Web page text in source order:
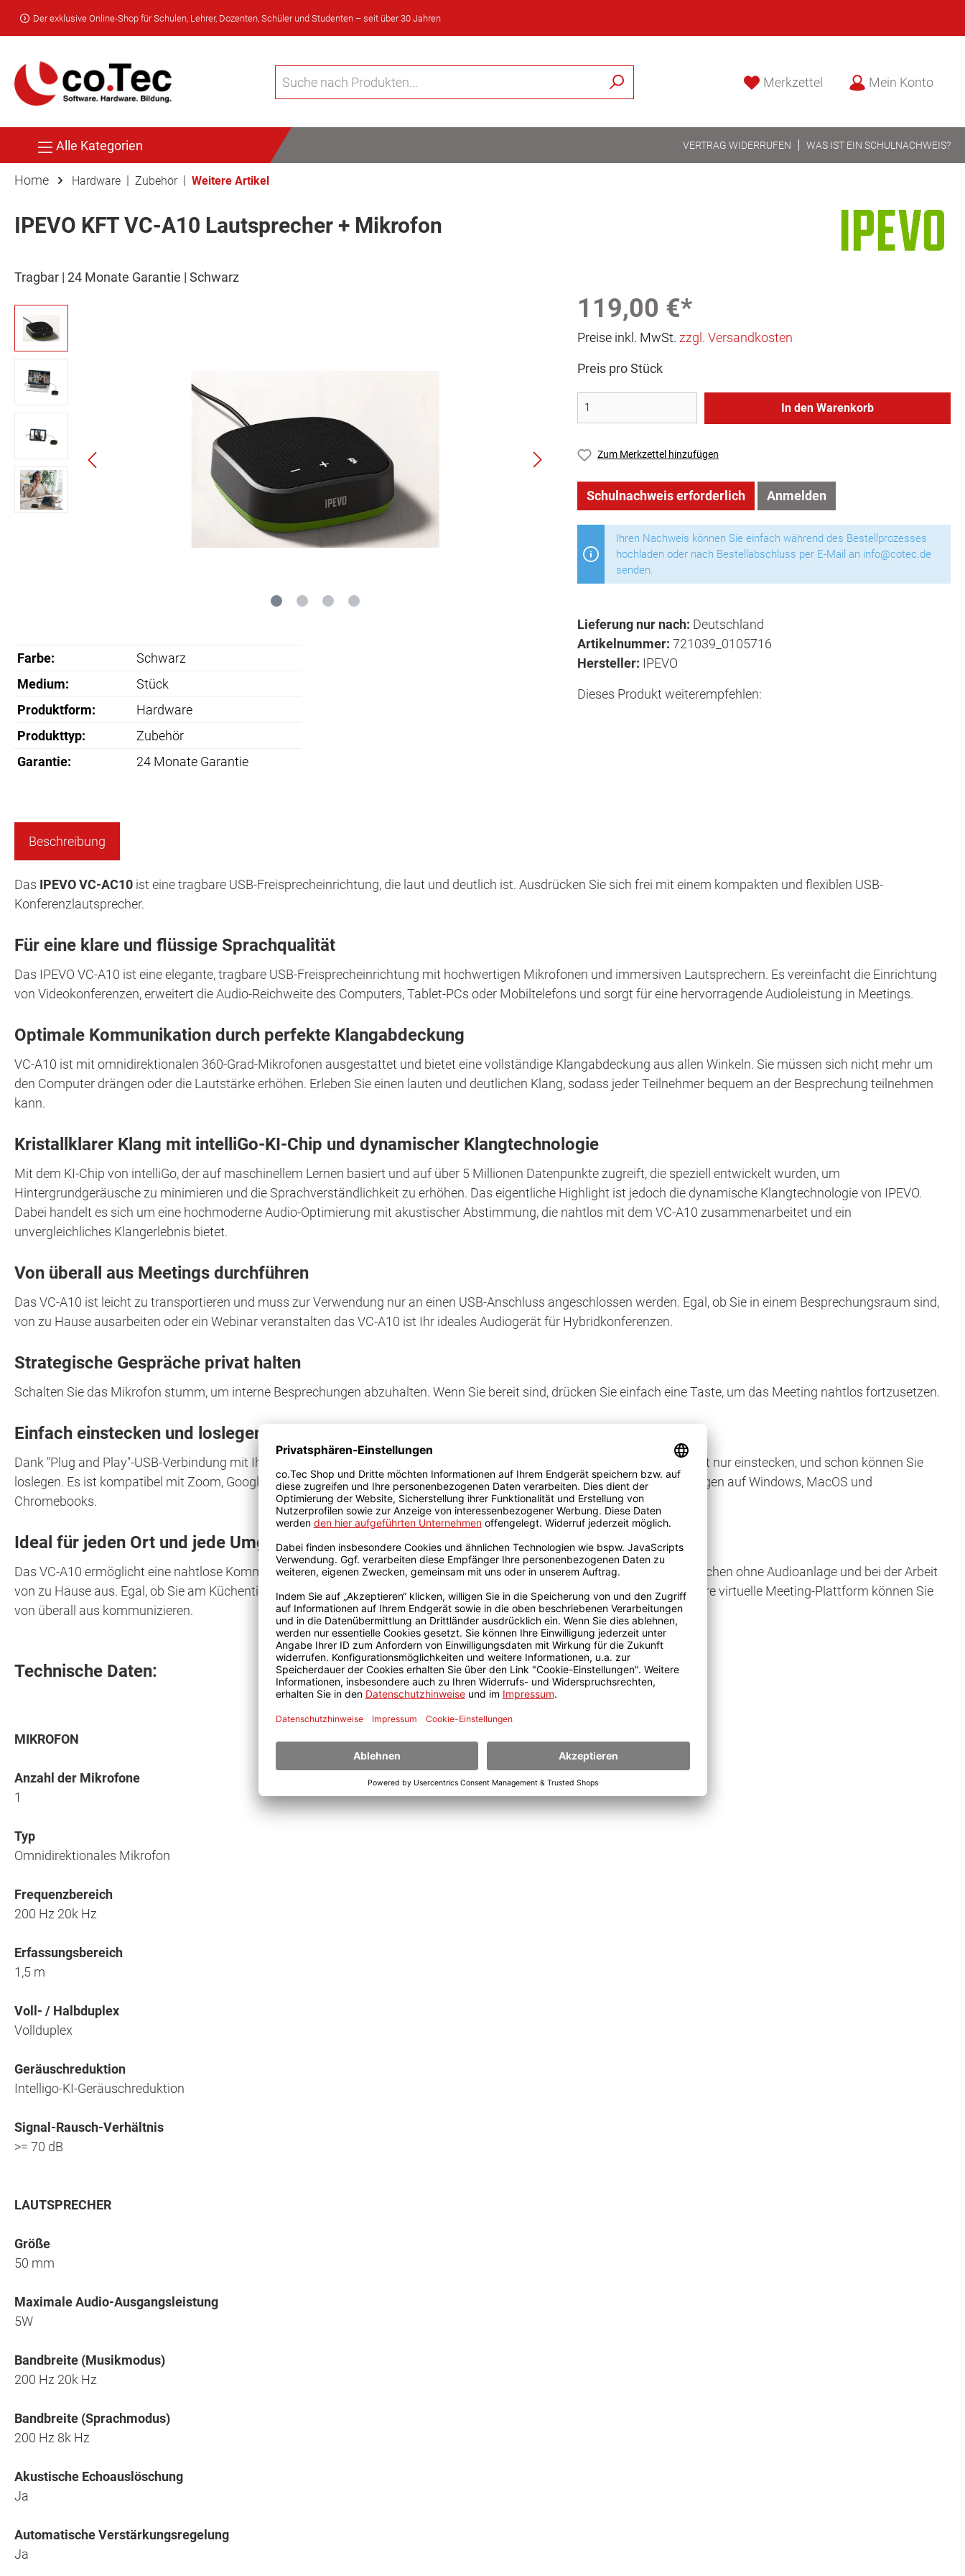
Der exklusive Online-Shop für Schulen, Lehrer, Dozenten, Schüler und Studenten – seit über 30 Jahren
Merkzettel Mein Konto
Alle Kategorien VERTRAG WIDERRUFEN WAS IST EIN SCHULNACHWEIS?
Home Hardware | Zubehör | Weitere Artikel
IPEVO KFT VC-A10 Lautsprecher + Mikrofon
Tragbar | 24 Monate Garantie | Schwarz
Farbe:
Schwarz
Medium:
Stück
Produktform:
Hardware
Produkttyp:
Zubehör
Garantie:
24 Monate Garantie
119,00 €*
Preise inkl. MwSt. zzgl. Versandkosten
Preis pro Stück
In den Warenkorb
Zum Merkzettel hinzufügen
Schulnachweis erforderlich Anmelden
Ihren Nachweis können Sie einfach während des Bestellprozesses
hochladen oder nach Bestellabschluss per E-Mail an info@cotec.de
senden.
Lieferung nur nach: Deutschland
Artikelnummer: 721039_0105716
Hersteller: IPEVO
Dieses Produkt weiterempfehlen:
Beschreibung
Das IPEVO VC-AC10 ist eine tragbare USB-Freisprecheinrichtung, die laut und deutlich ist. Ausdrücken Sie sich frei mit einem kompakten und flexiblen USB-
Konferenzlautsprecher.
Für eine klare und flüssige Sprachqualität
Das IPEVO VC-A10 ist eine elegante, tragbare USB-Freisprecheinrichtung mit hochwertigen Mikrofonen und immersiven Lautsprechern. Es vereinfacht die Einrichtung
von Videokonferenzen, erweitert die Audio-Reichweite des Computers, Tablet-PCs oder Mobiltelefons und sorgt für eine hervorragende Audioleistung in Meetings.
Optimale Kommunikation durch perfekte Klangabdeckung
VC-A10 ist mit omnidirektionalen 360-Grad-Mikrofonen ausgestattet und bietet eine vollständige Klangabdeckung aus allen Winkeln. Sie müssen sich nicht mehr um
den Computer drängen oder die Lautstärke erhöhen. Erleben Sie einen lauten und deutlichen Klang, sodass jeder Teilnehmer bequem an der Besprechung teilnehmen
kann.
Kristallklarer Klang mit intelliGo-KI-Chip und dynamischer Klangtechnologie
Mit dem KI-Chip von intelliGo, der auf maschinellem Lernen basiert und auf über 5 Millionen Datenpunkte zugreift, die speziell entwickelt wurden, um
Hintergrundgeräusche zu minimieren und die Sprachverständlichkeit zu erhöhen. Das eigentliche Highlight ist jedoch die dynamische Klangtechnologie von IPEVO.
Dabei handelt es sich um eine hochmoderne Audio-Optimierung mit akustischer Abstimmung, die nahtlos mit dem VC-A10 zusammenarbeitet und ein
unvergleichliches Klangerlebnis bietet.
Von überall aus Meetings durchführen
Das VC-A10 ist leicht zu transportieren und muss zur Verwendung nur an einen USB-Anschluss angeschlossen werden. Egal, ob Sie in einem Besprechungsraum sind,
von zu Hause ausarbeiten oder ein Webinar veranstalten das VC-A10 ist Ihr ideales Audiogerät für Hybridkonferenzen.
Strategische Gespräche privat halten
Schalten Sie das Mikrofon stumm, um interne Besprechungen abzuhalten. Wenn Sie bereit sind, drücken Sie einfach eine Taste, um das Meeting nahtlos fortzusetzen.
Einfach einstecken und loslegen
Dank "Plug and Play"-USB-Verbindung mit Ihrem Laptop ist die Einrichtung des VC-A10 ein Kinderspiel. Sie müssen das Gerät nur einstecken, und schon können Sie
loslegen. Es ist kompatibel mit Zoom, Google Meet, Skype, Microsoft Teams, Webex, GoTo Meeting und weiteren Anwendungen auf Windows, MacOS und
Chromebooks.
Ideal für jeden Ort und jede Umgebung
Das VC-A10 ermöglicht eine nahtlose Kommunikation in verschiedenen Umgebungen, z. B. in Besprechungsräumen, in Bereichen ohne Audioanlage und bei der Arbeit
von zu Hause aus. Egal, ob Sie am Küchentisch, am Schreibtisch oder im Freien sitzen dank der Integration des VC-A10 in Ihre virtuelle Meeting-Plattform können Sie
von überall aus kommunizieren.
Technische Daten:
MIKROFON
Anzahl der Mikrofone
1
Typ
Omnidirektionales Mikrofon
Frequenzbereich
200 Hz 20k Hz
Erfassungsbereich
1,5 m
Voll- / Halbduplex
Vollduplex
Geräuschreduktion
Intelligo-KI-Geräuschreduktion
Signal-Rausch-Verhältnis
>= 70 dB
LAUTSPRECHER
Größe
50 mm
Maximale Audio-Ausgangsleistung
5W
Bandbreite (Musikmodus)
200 Hz 20k Hz
Bandbreite (Sprachmodus)
200 Hz 8k Hz
Akustische Echoauslöschung
Ja
Automatische Verstärkungsregelung
Ja